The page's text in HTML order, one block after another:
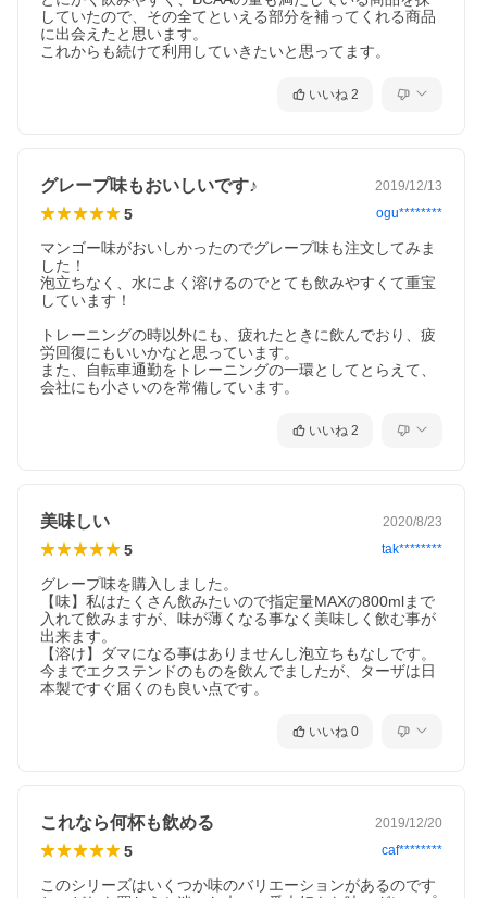
していたので、その全てといえる部分を補ってくれる商品
に出会えたと思います。
これからも続けて利用していきたいと思ってます。
いいね 2
グレープ味もおいしいです♪ 2019/12/13
5 ogu********
マンゴー味がおいしかったのでグレープ味も注文してみま
した！
泡立ちなく、水によく溶けるのでとても飲みやすくて重宝
しています！
トレーニングの時以外にも、疲れたときに飲んでおり、疲
労回復にもいいかなと思っています。
また、自転車通勤をトレーニングの一環としてとらえて、
会社にも小さいのを常備しています。
いいね 2
美味しい 2020/8/23
5 tak********
グレープ味を購入しました。
【味】私はたくさん飲みたいので指定量MAXの800mlまで
入れて飲みますが、味が薄くなる事なく美味しく飲む事が
出来ます。
【溶け】ダマになる事はありませんし泡立ちもなしです。
今までエクステンドのものを飲んでましたが、ターザは日
本製ですぐ届くのも良い点です。
いいね 0
これなら何杯も飲める 2019/12/20
5 caf********
このシリーズはいくつか味のバリエーションがあるのです